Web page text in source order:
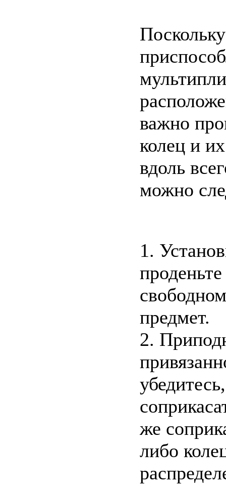
важно
колец и
вдоль
можно
1.
предмет.
2.
же
либо